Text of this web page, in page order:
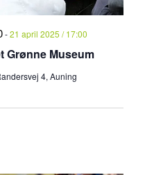
Grønne Museum
-21 april 2025 / 17:00
4, Auning